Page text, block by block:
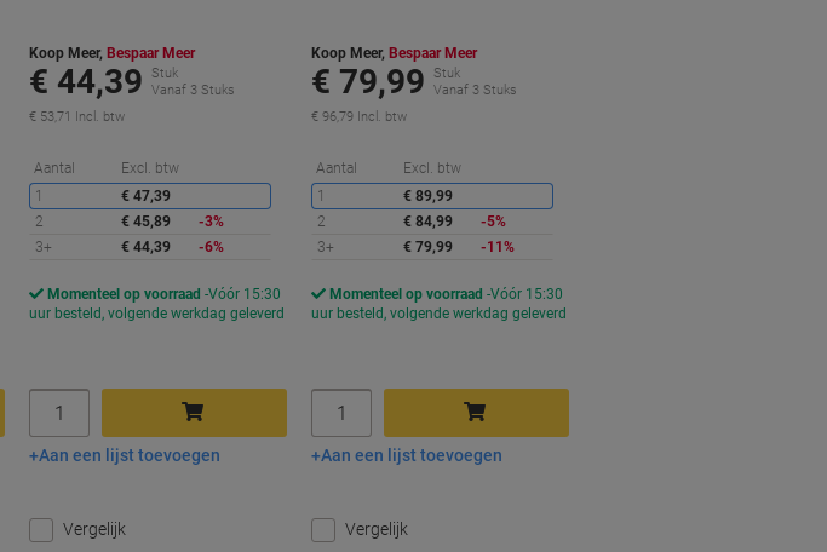
Korting
Koop Meer, Bespaar Meer
€ 44,39
Stuk
Vanaf 3 Stuks
€ 53,71 Incl. btw
Aantal Excl. btw
Korting
1
€ 47,39
2
€ 45,89
-3%
3+
€ 44,39 -6%
Momenteel op voorraad Vóór 15:30
uur besteld, volgende werkdag geleverd
In winkelwagen
Aan een lijst toevoegen
Vergelijk
Koop Meer, Bespaar Meer
€ 79,99
Stuk
Vanaf 3 Stuks
€ 96,79 Incl. btw
Aantal Excl. btw
1
€ 89,99
2
€ 84,99
-5%
3+
€ 79,99 -11%
Momenteel op voorraad Vóór 15:30
uur besteld, volgende werkdag geleverd
In winkelwagen
Aan een lijst toevoegen
Vergelijk